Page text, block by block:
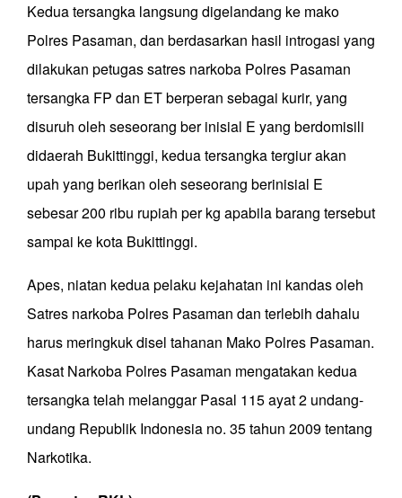
Kedua tersangka langsung digelandang ke mako
Polres Pasaman, dan berdasarkan hasil introgasi yang
dilakukan petugas satres narkoba Polres Pasaman
tersangka FP dan ET berperan sebagai kurir, yang
disuruh oleh seseorang ber inisial E yang berdomisili
didaerah Bukittinggi, kedua tersangka tergiur akan
upah yang berikan oleh seseorang berinisial E
sebesar 200 ribu rupiah per kg apabila barang tersebut
sampai ke kota Bukittinggi.
Apes, niatan kedua pelaku kejahatan ini kandas oleh
Satres narkoba Polres Pasaman dan terlebih dahalu
harus meringkuk disel tahanan Mako Polres Pasaman.
Kasat Narkoba Polres Pasaman mengatakan kedua
tersangka telah melanggar Pasal 115 ayat 2 undang-
undang Republik Indonesia no. 35 tahun 2009 tentang
Narkotika.